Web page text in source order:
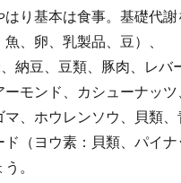
り基本は食事。基礎代
、卵、乳製品、豆）、
納豆、豆類、豚肉、レバ
モンド、カシューナッツ
ンソウ、貝類、青
（ヨウ素：貝類、パイナ
。